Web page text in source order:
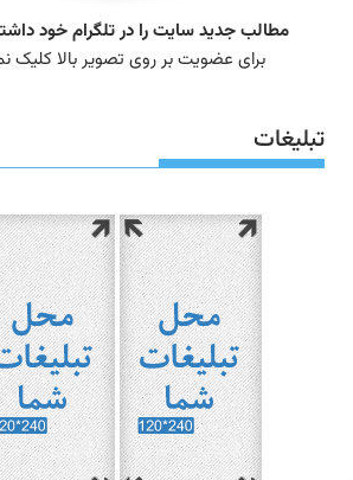
مطالب جدید سایت را در تلگرام خود
برای عضویت بر روی تصویر بالا کلیک
تبلیغات